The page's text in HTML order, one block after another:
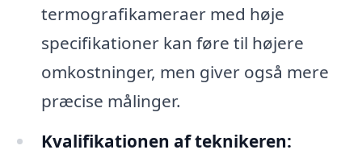
termografikameraer med høje
specifikationer kan føre til højere
omkostninger, men giver også mere
præcise målinger.
Kvalifikationen af teknikeren: